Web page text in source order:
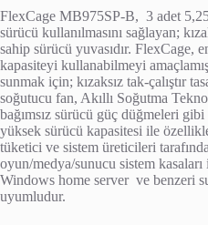
FlexCage MB975SP-B, 3 adet
sürücü kullanılmasını sağlayan;
sahip sürücü yuvasıdır. FlexCage,
kapasiteyi kullanabilmeyi
sunmak için; kızaksız tak-çalıştır
soğutucu fan, Akıllı Soğutma
bağımsız sürücü güç düğmeleri
yüksek sürücü kapasitesi ile
tüketici ve sistem üreticileri
oyun/medya/sunucu sistem
Windows home server ve benzeri
uyumludur.